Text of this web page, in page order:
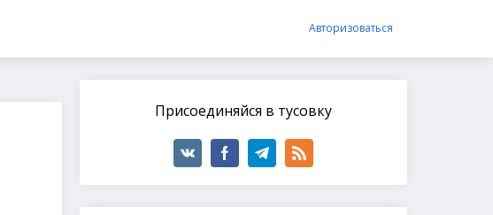
Авторизоваться
Присоединяйся в тусовку